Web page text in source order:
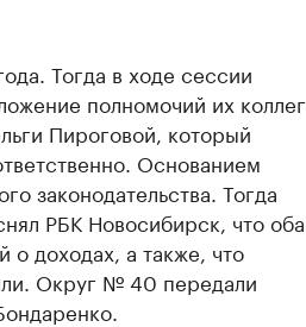
Тогда в ходе сессии
полномочий их коллег
Пироговой, который
Основанием
законодательства. Тогда
РБК Новосибирск, что оба
о доходах, а также, что
Округ № 40 передали